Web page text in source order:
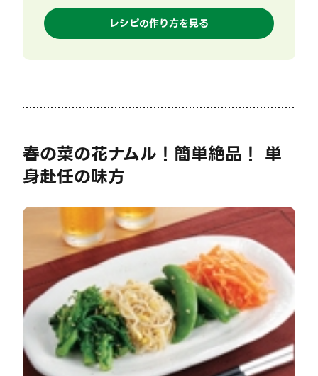
レシピの作り方を見る
春の菜の花ナムル！簡単絶品！ 単
身赴任の味方